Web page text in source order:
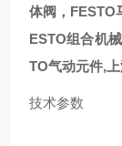
体阀，FESTO
ESTO组合机
TO气动元件,
技术参数